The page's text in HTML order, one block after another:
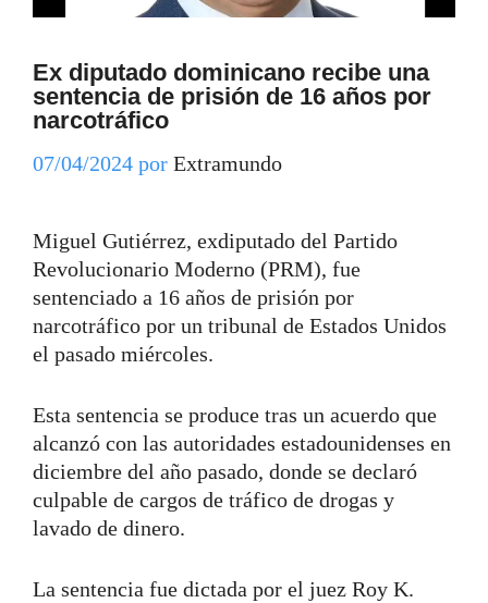
Ex diputado dominicano recibe una
sentencia de prisión de 16 años por
narcotráfico
07/04/2024 por Extramundo
Miguel Gutiérrez, exdiputado del Partido
Revolucionario Moderno (PRM), fue
sentenciado a 16 años de prisión por
narcotráfico por un tribunal de Estados Unidos
el pasado miércoles.
Esta sentencia se produce tras un acuerdo que
alcanzó con las autoridades estadounidenses en
diciembre del año pasado, donde se declaró
culpable de cargos de tráfico de drogas y
lavado de dinero.
La sentencia fue dictada por el juez Roy K.